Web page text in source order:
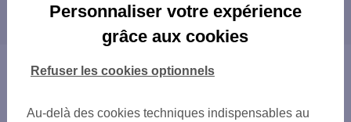
SHELL MONTBLANC
SHELL MONTBLANC
MEZE 16 RTE DE MONTPELLIER
proximité
BÉZIERS
Vous êtes ici : Accueil
Personnaliser votre expérience
grâce aux cookies
Au-delà des cookies techniques indispensables au
Refuser les cookies optionnels